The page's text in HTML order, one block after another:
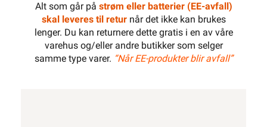
Alt som går på strøm eller batterier (EE-avfall)
skal leveres til returnår det ikke kan brukes
lenger. Du kan returnere dette gratis i en av våre
varehus og/eller andre butikker som selger
samme type varer. “Når EE-produkter blir avfall”